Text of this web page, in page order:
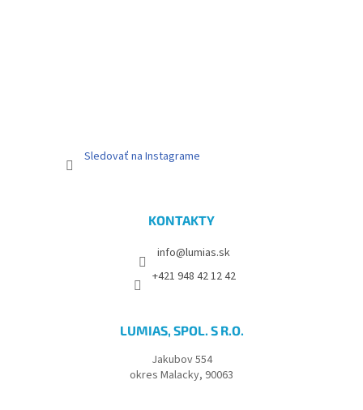
Sledovať na Instagrame
KONTAKTY
info@lumias.sk
+421 948 42 12 42
LUMIAS, SPOL. S R.O.
Jakubov 554
okres Malacky, 90063